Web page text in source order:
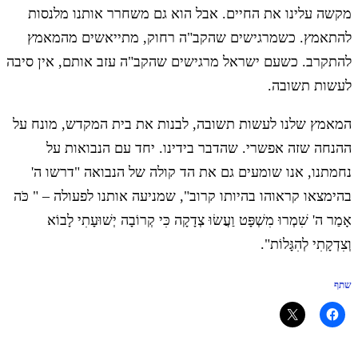
מקשה עלינו את החיים. אבל הוא גם משחרר אותנו מלנסות
להתאמץ. כשמרגישים שהקב"ה רחוק, מתייאשים מהמאמץ
להתקרב. כשעם ישראל מרגישים שהקב"ה עזב אותם, אין סיבה
לעשות תשובה.
המאמץ שלנו לעשות תשובה, לבנות את בית המקדש, מונח על
ההנחה שזה אפשרי. שהדבר בידינו. יחד עם הנבואות על
נחמתנו, אנו שומעים גם את הד קולה של הנבואה "דרשו ה'
בהימצאו קראוהו בהיותו קרוב", שמניעה אותנו לפעולה – " כֹּה
אָמַר ה' שִׁמְרוּ מִשְׁפָּט וַעֲשׂוּ צְדָקָה כִּי קְרוֹבָה יְשׁוּעָתִי לָבוֹא
וְצִדְקָתִי לְהִגָּלוֹת".
שתף